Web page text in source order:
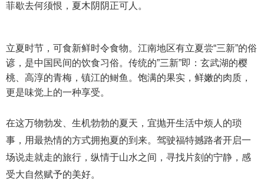
菲歇去何须恨，夏木阴阴正可人。
立夏时节，可食新鲜时令食物。江南地区有立夏尝“三新”的俗
谚，是中国民间的饮食习俗。传统的”三新”即：玄武湖的樱
桃、高淳的青梅，镇江的鲥鱼。饱满的果实，鲜嫩的肉质，
更是味觉上的一种享受。
在这万物勃发、生机勃勃的夏天，宜抛开生活中烦人的琐
事，用最热情的方式拥抱夏的到来。驾驶福特撼路者开启一
场说走就走的旅行，纵情于山水之间，寻找片刻的宁静，感
受大自然赋予的美好。